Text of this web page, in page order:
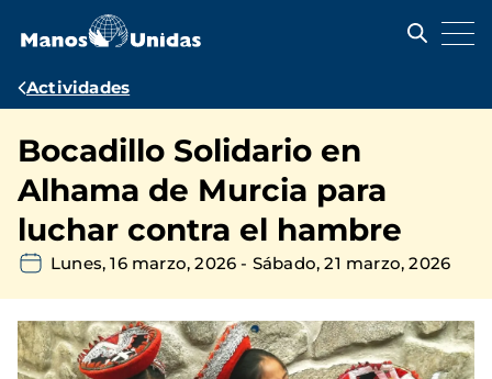
contenido
Ruta
navegación
Actividades
Bocadillo Solidario en
Alhama de Murcia para
luchar contra el hambre
Lunes, 16 marzo, 2026 - Sábado, 21 marzo, 2026